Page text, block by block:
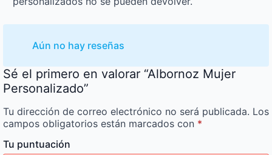
Aún no hay reseñas
Sé el primero en valorar “Albornoz Mujer
Personalizado”
Tu dirección de correo electrónico no será publicada. Los
campos obligatorios están marcados con *
Tu puntuación